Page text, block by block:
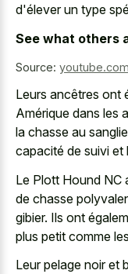
d'élever un type
See what others
Source: youtube.com
Leurs ancêtres ont
Amérique dans les
la chasse au
capacité de suivi et
Le Plott Hound NC
de chasse
gibier. Ils ont
plus petit comme
Leurpelage noir et